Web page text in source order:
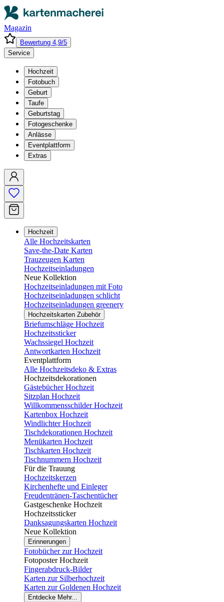
Magazin
Bewertung 4,9/5
Service
Hochzeit
Fotobuch
Geburt
Taufe
Geburtstag
Fotogeschenke
Anlässe
Eventplattform
Extras
Hochzeit
Alle Hochzeitskarten
Save-the-Date Karten
Trauzeugen Karten
Hochzeitseinladungen
Neue Kollektion
Hochzeitseinladungen mit Foto
Hochzeitseinladungen schlicht
Hochzeitseinladungen greenery
Hochzeitskarten Zubehör
Briefumschläge Hochzeit
Hochzeitssticker
Wachssiegel Hochzeit
Antwortkarten Hochzeit
Eventplattform
Alle Hochzeitsdeko & Extras
Hochzeitsdekorationen
Gästebücher Hochzeit
Sitzplan Hochzeit
Willkommensschilder Hochzeit
Kartenbox Hochzeit
Windlichter Hochzeit
Tischdekorationen Hochzeit
Menükarten Hochzeit
Tischkarten Hochzeit
Tischnummern Hochzeit
Für die Trauung
Hochzeitskerzen
Kirchenhefte und Einleger
Freudentränen-Taschentücher
Gastgeschenke Hochzeit
Hochzeitssticker
Danksagungskarten Hochzeit
Neue Kollektion
Erinnerungen
Fotobücher zur Hochzeit
Fotoposter Hochzeit
Fingerabdruck-Bilder
Karten zur Silberhochzeit
Karten zur Goldenen Hochzeit
Entdecke Mehr...